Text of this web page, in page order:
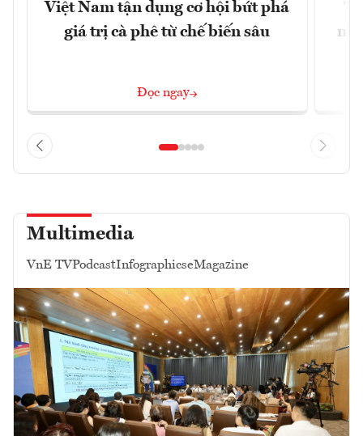
Việt Nam tận dụng cơ hội bứt phá
giá trị cà phê từ chế biến sâu
Đọc ngay
Multimedia
VnE TVPodcastInfographicseMagazine